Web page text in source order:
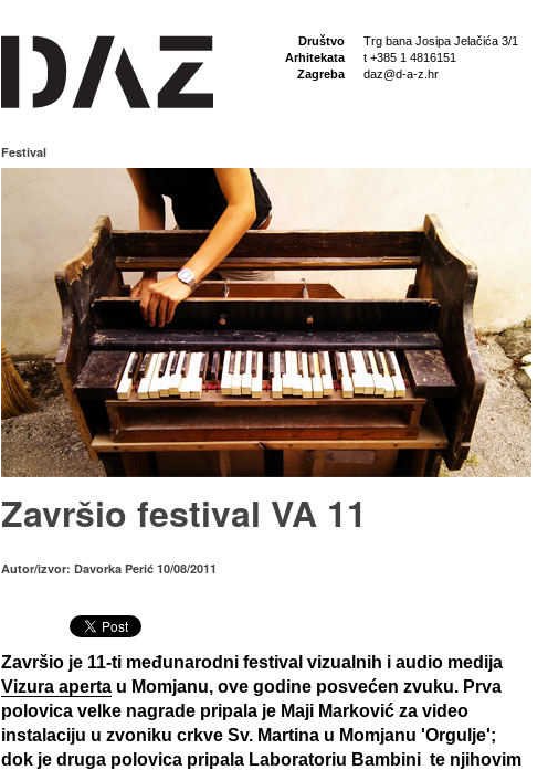
Društvo
Arhitekata
Zagreba
Trg bana Josipa Jelačića 3/1
t +385 1 4816151
daz@d-a-z.hr
Festival
Završio festival VA 11
Autor/izvor: Davorka Perić 10/08/2011
Završio je 11-ti međunarodni festival vizualnih i audio medija
Vizura aperta u Momjanu, ove godine posvećen zvuku. Prva
polovica velke nagrade pripala je Maji Marković za video
instalaciju u zvoniku crkve Sv. Martina u Momjanu 'Orgulje';
dok je druga polovica pripala Laboratoriu Bambini te njihovim